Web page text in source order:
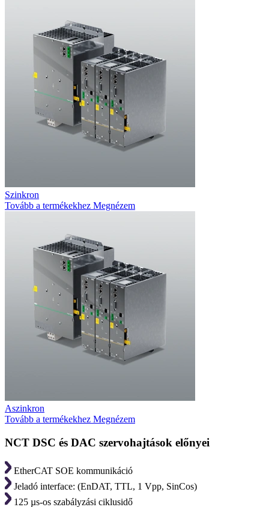
Szinkron
Tovább a termékekhez Megnézem
Aszinkron
Tovább a termékekhez Megnézem
NCT DSC és DAC szervohajtások előnyei
EtherCAT SOE kommunikáció
Jeladó interface: (EnDAT, TTL, 1 Vpp, SinCos)
125 µs-os szabályzási ciklusidő